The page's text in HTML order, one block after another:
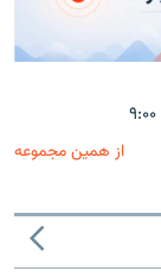
از همین مجموعه